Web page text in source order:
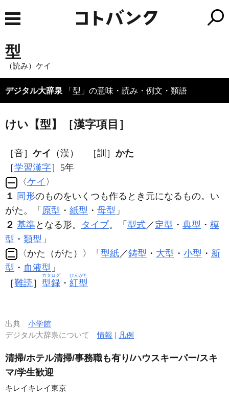
型
（読み）ケイ
デジタル大辞泉 「型」の意味・読み・例文・類語
けい【型】［漢字項目］
［音］ ケイ （漢） ［訓］ かた
［学習漢字］5年
〈ケイ 〉
１
同形のものをいくつも作るとき元になるもの。い
がた。「 原型 ・ 紙型 ・ 母型 」
２ 基準となる形。 タイプ。「 型式／ 定型 ・ 典型 ・ 模
型 ・ 類型 」
〈かた（がた）〉「 型紙／鋳型 ・ 大型 ・ 小型 ・ 新
型 ・ 血液型 」
［難読］ 型録
カタログ
・ 紅型
びんがた
出典 小学館
デジタル大辞泉について情報 | 凡例
清掃/ホテル清掃/事務職も有り/ハウスキーパー/スキ
マ/学生歓迎
キレイキレイ東京